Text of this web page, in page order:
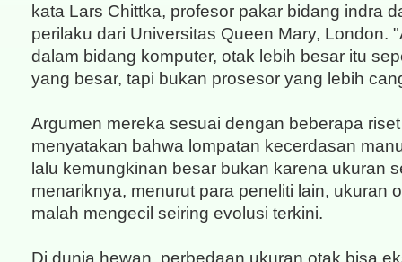
kata Lars Chittka, profesor pakar bidang indra
perilaku dari Universitas Queen Mary, London.
dalam bidang komputer, otak lebih besar itu
yang besar, tapi bukan prosesor yang lebih
Argumen mereka sesuai dengan beberapa
menyatakan bahwa lompatan kecerdasan
lalu kemungkinan besar bukan karena ukuran
menariknya, menurut para peneliti lain, ukuran
malah mengecil seiring evolusi terkini.
Di dunia hewan, perbedaan ukuran otak bisa